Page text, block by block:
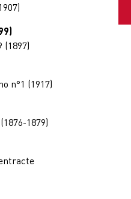
n°1 (1917)
1879)